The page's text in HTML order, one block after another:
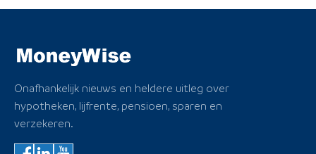
Onafhankelijk nieuws en heldere uitleg over
hypotheken, lijfrente, pensioen, sparen en
verzekeren.